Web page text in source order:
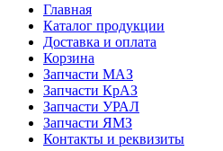
Главная
Каталог продукции
Доставка и оплата
Корзина
Запчасти МАЗ
Запчасти КрАЗ
Запчасти УРАЛ
Запчасти ЯМЗ
Контакты и реквизиты